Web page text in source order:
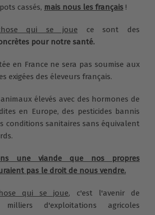
cassés, mais nous les français !
qui se joue ce sont des
pour notre santé.
en France ne sera pas soumise aux
exigées des éleveurs français.
élevés avec des hormones de
en Europe, des pesticides bannis
conditions sanitaires sans équivalent
une viande que nos propres
pas le droit de nous vendre.
qui se joue, c'est l'avenir de
d'exploitations agricoles